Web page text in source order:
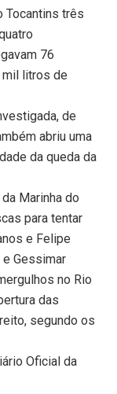
Tocantins três
76
litros de
de
abriu uma
da queda da
Marinha do
para tentar
e Felipe
e Gessimar
no Rio
das
segundo os
Oficial da